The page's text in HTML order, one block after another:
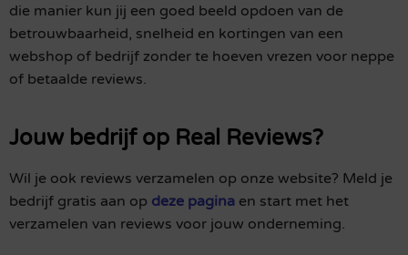
die manier kun jij een goed beeld opdoen van de
betrouwbaarheid, snelheid en kortingen van een
webshop of bedrijf zonder te hoeven vrezen voor neppe
of betaalde reviews.
Jouw bedrijf op Real Reviews?
Wil je ook reviews verzamelen op onze website? Meld je
bedrijf gratis aan op deze pagina en start met het
verzamelen van reviews voor jouw onderneming.